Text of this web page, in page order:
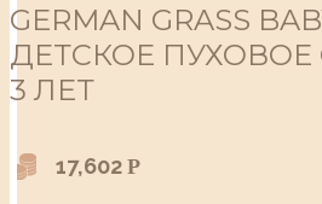
GERMAN GRASS
ДЕТСКОЕ
3 ЛЕТ
17,602 Р